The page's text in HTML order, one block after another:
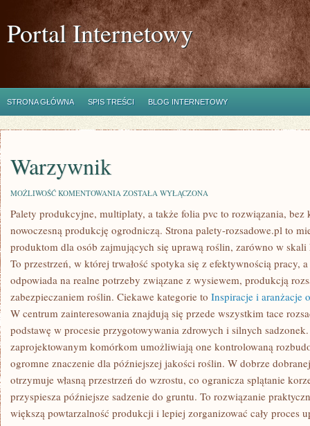
Portal Internetowy
STRONA GŁÓWNA SPIS TREŚCI BLOG INTERNETOWY
Warzywnik
MOŻLIWOŚĆ KOMENTOWANIA WARZYWNIK
ZOSTAŁA WYŁĄCZONA
Palety produkcyjne, multiplaty, a także folia pvc to rozwiązania,
nowoczesną produkcję ogrodniczą. Strona palety-rozsadowe.pl to
produktom dla osób zajmujących się uprawą roślin, zarówno w
To przestrzeń, w której trwałość spotyka się z efektywnością pracy,
odpowiada na realne potrzeby związane z wysiewem, produkcją
zabezpieczaniem roślin. Ciekawe kategorie to Inspiracje i aranżacje
W centrum zainteresowania znajdują się przede wszystkim tace
podstawę w procesie przygotowywania zdrowych i silnych
zaprojektowanym komórkom umożliwiają one kontrolowaną
ogromne znaczenie dla późniejszej jakości roślin. W dobrze
otrzymuje własną przestrzeń do wzrostu, co ogranicza splątanie
przyspiesza późniejsze sadzenie do gruntu. To rozwiązanie
większą powtarzalność produkcji i lepiej zorganizować cały proces